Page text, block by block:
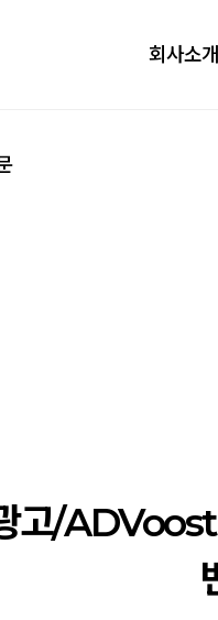
회사소개
고/ADVoost